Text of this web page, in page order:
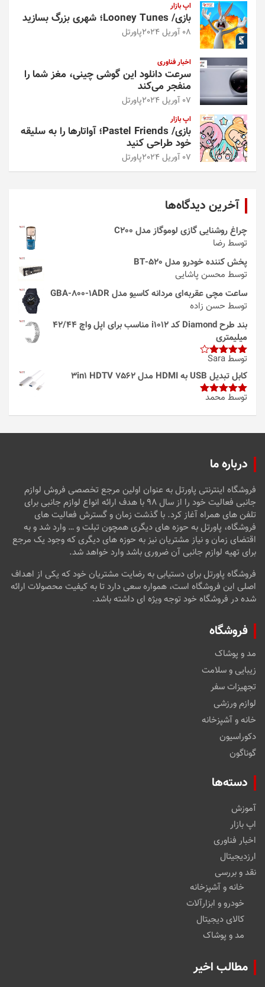
اپ بازار
بازی/ Looney Tunes؛ شهری بزرگ بسازید
08 آوریل 2024 پاورتل
اخبار فناوری
سرعت دانلود این گوشی چینی، مغز شما را
منفجر می‌کند
07 آوریل 2024 پاورتل
اپ بازار
بازی/ Pastel Friends؛ آواتارها را به سلیقه
خود طراحی کنید
07 آوریل 2024 پاورتل
آخرین دیدگاه‌ها
چراغ روشنایی گازی لوموگاز مدل C200
توسط رضا
پخش کننده خودرو مدل 520-BT
توسط محسن پاشایی
ساعت مچی عقربه‌ای مردانه کاسیو مدل GBA-800-1ADR
توسط حسن زاده
بند طرح Diamond کد i1012 مناسب برای اپل واچ 42/44
میلیمتری
امتیاز4
از 5
توسط Sara
کابل تبدیل USB به HDMI مدل 3in1 HDTV 7562
امتیاز5از
توسط محمد
درباره ما
فروشگاه اینترنتی پاورتل به عنوان اولین مرجع تخصصی فروش لوازم
جانبی فعالیت خود را از سال ۹۸ با هدف ارائه انواع لوازم جانبی برای
تلفن های همراه آغاز کرد. با گذشت زمان و گسترش فعالیت های
فروشگاه، پاورتل به حوزه های دیگری همچون تبلت و … وارد شد و به
اقتضای زمان و نیاز مشتریان نیز به حوزه های دیگری که وجود یک مرجع
برای تهیه لوازم جانبی آن ضروری باشد وارد خواهد شد.
فروشگاه پاورتل برای دستیابی به رضایت مشتریان خود که یکی از اهداف
اصلی این فروشگاه است، همواره سعی دارد تا به کیفیت محصولات ارائه
شده در فروشگاه خود توجه ویژه ای داشته باشد.
فروشگاه
مد و پوشاک
زیبایی و سلامت
تجهیزات سفر
لوازم ورزشی
خانه و آشپزخانه
دکوراسیون
گوناگون
دسته‌ها
آموزش
اپ بازار
اخبار فناوری
ارزدیجیتال
نقد و بررسی
خانه و آشپزخانه
خودرو و ابزارآلات
کالای دیجیتال
مد و پوشاک
مطالب اخیر